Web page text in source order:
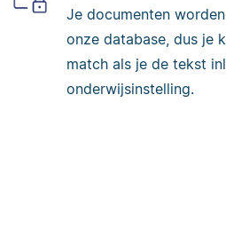
Je documenten
onze database, dus je
match als je de tekst
onderwijsinstelling.